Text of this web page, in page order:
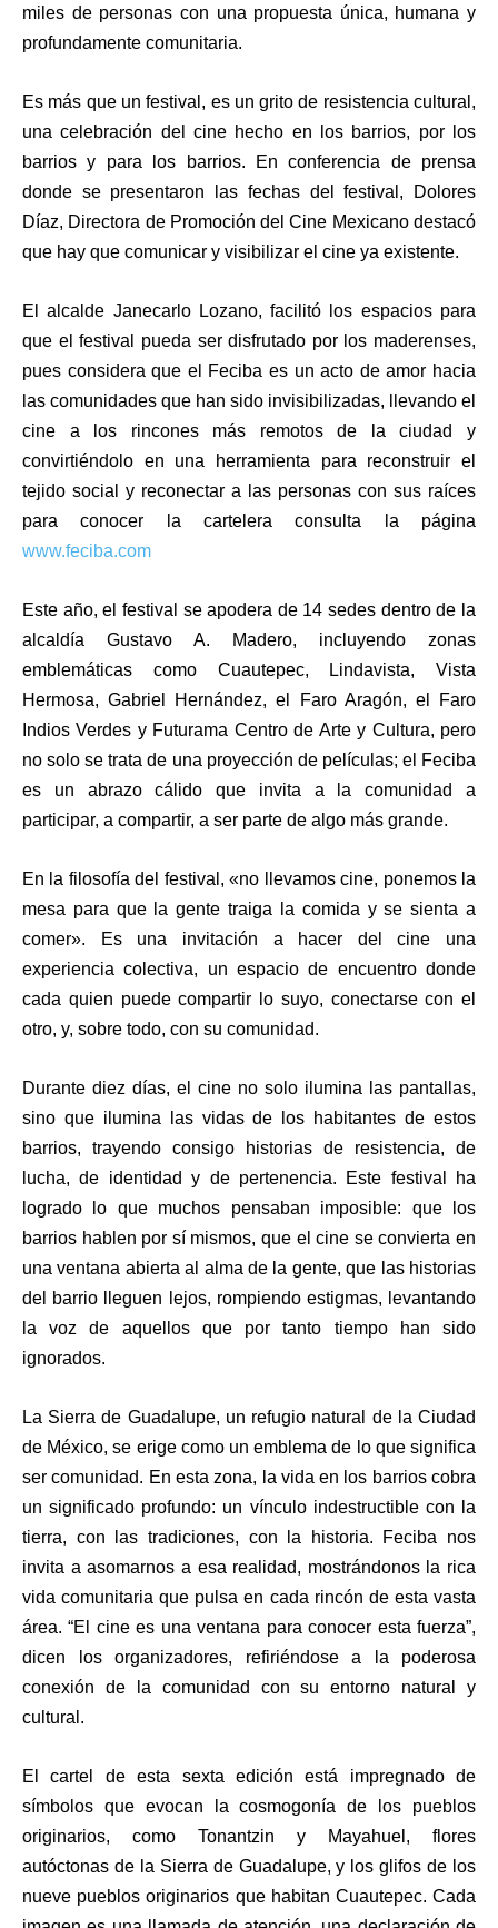
miles de personas con una propuesta única, humana y
profundamente comunitaria.
Es más que un festival, es un grito de resistencia cultural,
una celebración del cine hecho en los barrios, por los
barrios y para los barrios. En conferencia de prensa
donde se presentaron las fechas del festival, Dolores
Díaz, Directora de Promoción del Cine Mexicano destacó
que hay que comunicar y visibilizar el cine ya existente.
El alcalde Janecarlo Lozano, facilitó los espacios para
que el festival pueda ser disfrutado por los maderenses,
pues considera que el Feciba es un acto de amor hacia
las comunidades que han sido invisibilizadas, llevando el
cine a los rincones más remotos de la ciudad y
convirtiéndolo en una herramienta para reconstruir el
tejido social y reconectar a las personas con sus raíces
para conocer la cartelera consulta la página
www.feciba.com
Este año, el festival se apodera de 14 sedes dentro de la
alcaldía Gustavo A. Madero, incluyendo zonas
emblemáticas como Cuautepec, Lindavista, Vista
Hermosa, Gabriel Hernández, el Faro Aragón, el Faro
Indios Verdes y Futurama Centro de Arte y Cultura, pero
no solo se trata de una proyección de películas; el Feciba
es un abrazo cálido que invita a la comunidad a
participar, a compartir, a ser parte de algo más grande.
En la filosofía del festival, «no llevamos cine, ponemos la
mesa para que la gente traiga la comida y se sienta a
comer». Es una invitación a hacer del cine una
experiencia colectiva, un espacio de encuentro donde
cada quien puede compartir lo suyo, conectarse con el
otro, y, sobre todo, con su comunidad.
Durante diez días, el cine no solo ilumina las pantallas,
sino que ilumina las vidas de los habitantes de estos
barrios, trayendo consigo historias de resistencia, de
lucha, de identidad y de pertenencia. Este festival ha
logrado lo que muchos pensaban imposible: que los
barrios hablen por sí mismos, que el cine se convierta en
una ventana abierta al alma de la gente, que las historias
del barrio lleguen lejos, rompiendo estigmas, levantando
la voz de aquellos que por tanto tiempo han sido
ignorados.
La Sierra de Guadalupe, un refugio natural de la Ciudad
de México, se erige como un emblema de lo que significa
ser comunidad. En esta zona, la vida en los barrios cobra
un significado profundo: un vínculo indestructible con la
tierra, con las tradiciones, con la historia. Feciba nos
invita a asomarnos a esa realidad, mostrándonos la rica
vida comunitaria que pulsa en cada rincón de esta vasta
área. “El cine es una ventana para conocer esta fuerza”,
dicen los organizadores, refiriéndose a la poderosa
conexión de la comunidad con su entorno natural y
cultural.
El cartel de esta sexta edición está impregnado de
símbolos que evocan la cosmogonía de los pueblos
originarios, como Tonantzin y Mayahuel, flores
autóctonas de la Sierra de Guadalupe, y los glifos de los
nueve pueblos originarios que habitan Cuautepec. Cada